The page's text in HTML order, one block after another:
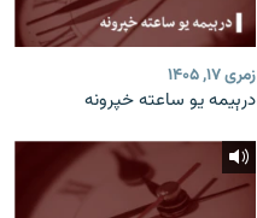
زمری ۱۷, ۱۴۰۵
درېیمه یو ساعته خپرونه